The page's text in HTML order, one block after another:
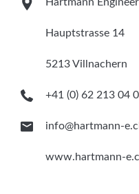
Hauptstrasse 14
5213 Villnachern
+41 (0) 62 213 04
info@hartmann-
www.hartmann-